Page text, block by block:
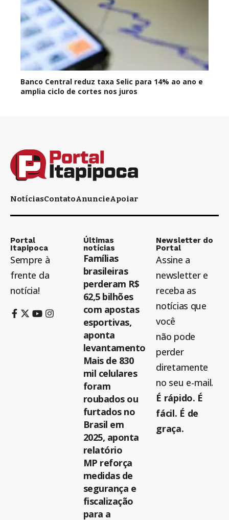
Banco Central reduz taxa Selic para 14% ao ano e
amplia ciclo de cortes nos juros
NotíciasContatoAnuncieApoiar
Portal
Itapipoca
Sempre à
frente da
notícia!
Últimas
notícias
Famílias
brasileiras
perderam R$
62,5 bilhões
com apostas
esportivas,
aponta
levantamento
Mais de 830
mil celulares
foram
roubados ou
furtados no
Brasil em
2025, aponta
relatório
MP reforça
medidas de
segurança e
fiscalização
para a
Newsletter do
Portal
Assine a
newsletter e
receba as
notícias que
você
não pode
perder
diretamente
no seu e-mail.
É rápido. É
fácil. É de
graça.